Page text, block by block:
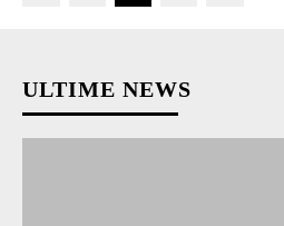
ULTIME NEWS